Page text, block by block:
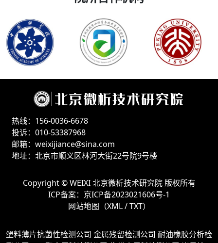
热线：156-0036-6678
投诉：010-53387968
邮箱：weixijiance@sina.com
地址：北京市顺义区林河大街22号院9号楼
Copyright ©WEIXI 北京微析技术研究院版权所有
ICP备案： 京ICP备2023021606号-1
网站地图（XML/TXT）
塑料薄片抗菌性检测公司 金属残留检测公司 耐油橡胶分析检